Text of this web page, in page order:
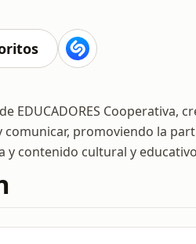
EDUCADORES Cooperativa,
promoviendo la
y contenido cultural y